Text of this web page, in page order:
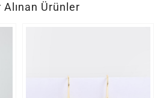
Alınan Ürünler